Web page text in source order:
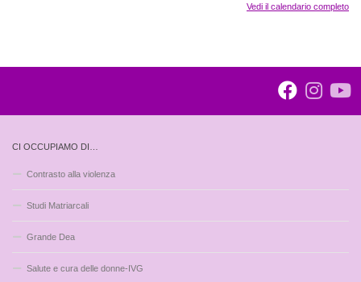
Vedi il calendario completo
CI OCCUPIAMO DI…
Contrasto alla violenza
Studi Matriarcali
Grande Dea
Salute e cura delle donne-IVG